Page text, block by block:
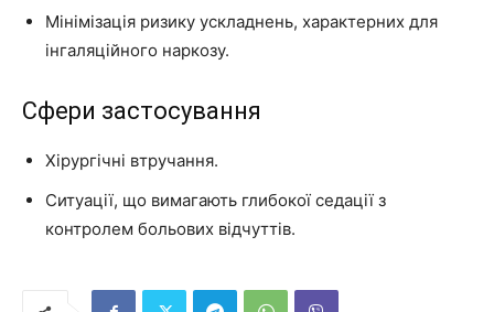
Мінімізація ризику ускладнень, характерних для
інгаляційного наркозу.
Сфери застосування
Хірургічні втручання.
Ситуації, що вимагають глибокої седації з
контролем больових відчуттів.